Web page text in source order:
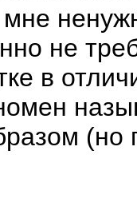
не
в
(но